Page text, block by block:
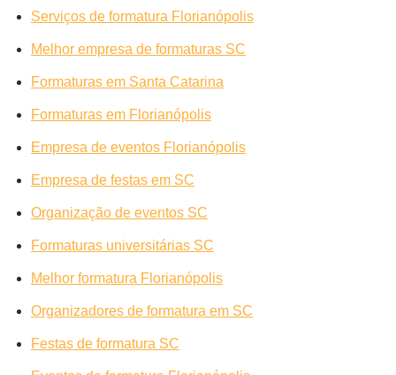
Serviços de formatura Florianópolis
Melhor empresa de formaturas SC
Formaturas em Santa Catarina
Formaturas em Florianópolis
Empresa de eventos Florianópolis
Empresa de festas em SC
Organização de eventos SC
Formaturas universitárias SC
Melhor formatura Florianópolis
Organizadores de formatura em SC
Festas de formatura SC